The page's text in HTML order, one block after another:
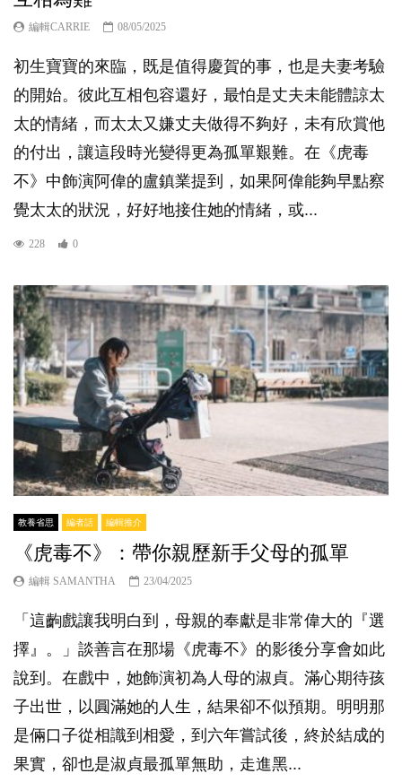
編輯CARRIE 08/05/2025
初生寶寶的來臨，既是值得慶賀的事，也是夫妻考驗
的開始。彼此互相包容還好，最怕是丈夫未能體諒太
太的情緒，而太太又嫌丈夫做得不夠好，未有欣賞他
的付出，讓這段時光變得更為孤單艱難。在《虎毒
不》中飾演阿偉的盧鎮業提到，如果阿偉能夠早點察
覺太太的狀況，好好地接住她的情緒，或...
228 0
教養省思 編者話 編輯推介
《虎毒不》：帶你親歷新手父母的孤單
編輯 SAMANTHA 23/04/2025
「這齣戲讓我明白到，母親的奉獻是非常偉大的『選
擇』。」談善言在那場《虎毒不》的影後分享會如此
說到。在戲中，她飾演初為人母的淑貞。滿心期待孩
子出世，以圓滿她的人生，結果卻不似預期。明明那
是倆口子從相識到相愛，到六年嘗試後，終於結成的
果實，卻也是淑貞最孤單無助，走進黑...